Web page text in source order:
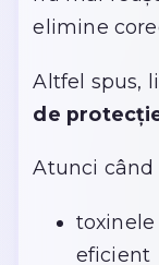
elimine
Altfel spus,
de
Atunci când
eficient